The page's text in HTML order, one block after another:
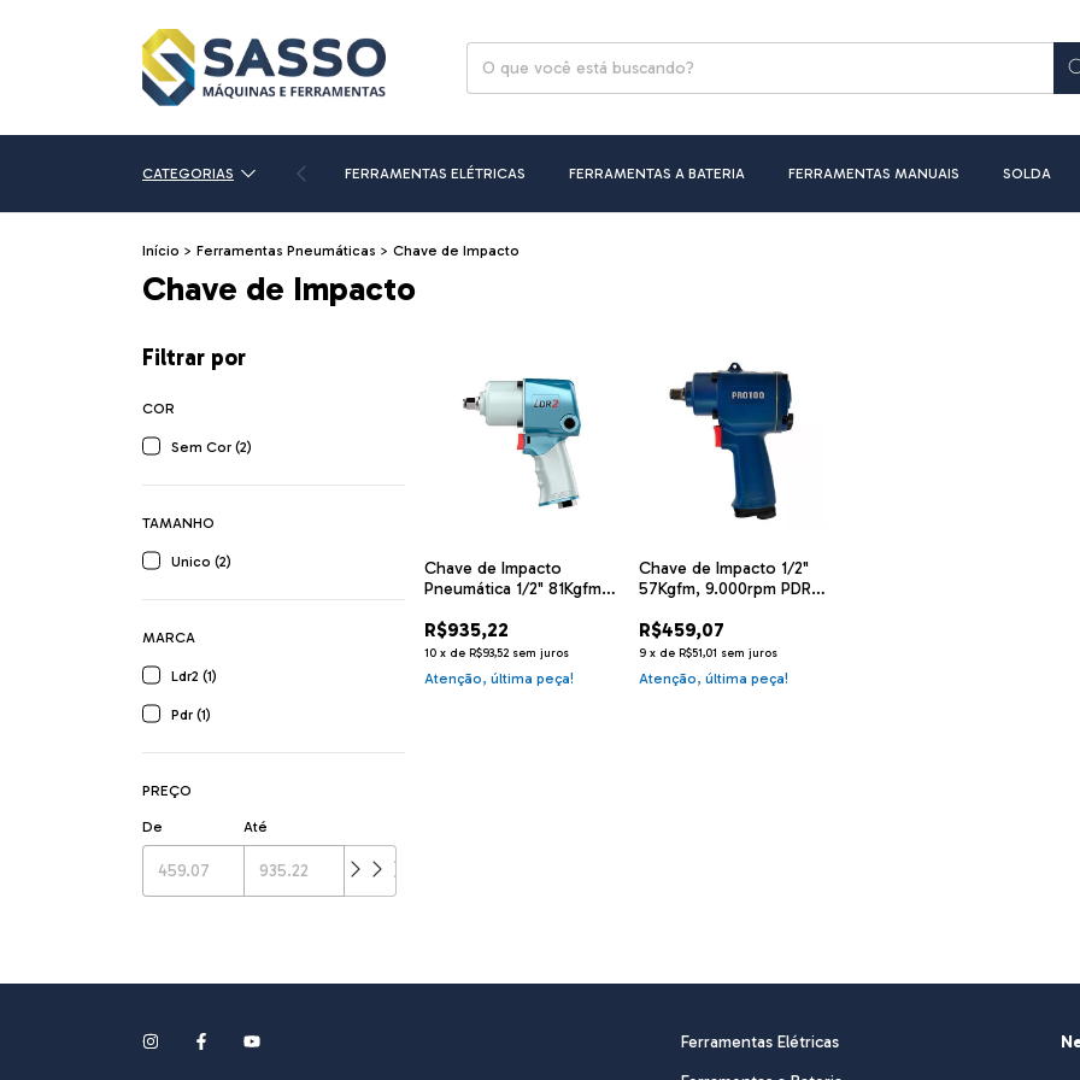
CATEGORIAS FERRAMENTAS ELÉTRICAS FERRAMENTAS A BATERIA FERRAMENTAS MANUAIS SOLDA
Início > Ferramentas Pneumáticas > Chave de Impacto
Chave de Impacto
Filtrar por
COR
Sem Cor (2)
TAMANHO
Unico (2)
MARCA
Ldr2 (1)
Pdr (1)
PREÇO
De Até
Chave de Impacto
Pneumática 1/2" 81Kgfm
R$935,22
10 x deR$93,52 sem juros
Atenção, última peça!
Chave de Impacto 1/2"
57Kgfm, 9.000rpm PDR
R$459,07
9 x deR$51,01 sem juros
Atenção, última peça!
Ferramentas Elétricas